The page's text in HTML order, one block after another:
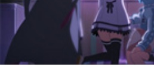
グルメ 地域
住まい 教
リ